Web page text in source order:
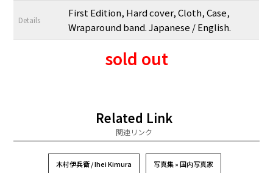
Details
First Edition, Hard cover, Cloth, Case,
Wraparound band. Japanese / English.
sold out
Related Link
関連リンク
木村伊兵衛 / Ihei Kimura 写真集 » 国内写真家